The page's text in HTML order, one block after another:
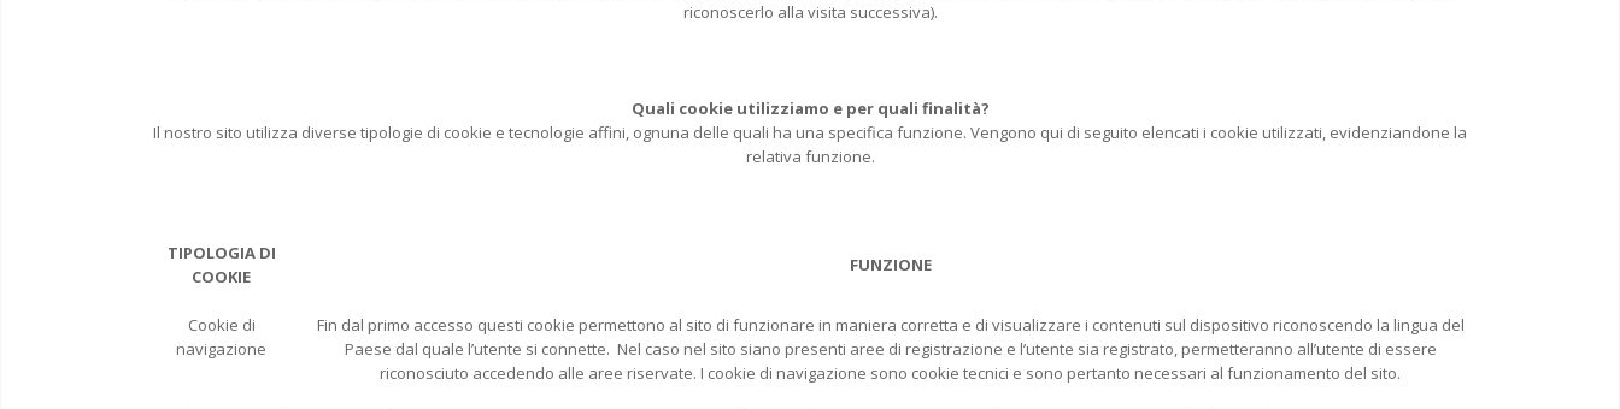
riconoscerlo alla visita successiva).
Quali cookie utilizziamo e per quali finalità?
Il nostro sito utilizza diverse tipologie di cookie e tecnologie affini, ognuna delle quali ha una specifica funzione. Vengono qui di seguito elencati i cookie utilizzati, evidenziandone la
relativa funzione.
TIPOLOGIA DI
COOKIE
FUNZIONE
Cookie di
navigazione
Fin dal primo accesso questi cookie permettono al sito di funzionare in maniera corretta e di visualizzare i contenuti sul dispositivo riconoscendo la lingua del
Paese dal quale l’utente si connette. Nel caso nel sito siano presenti aree di registrazione e l’utente sia registrato, permetteranno all’utente di essere
riconosciuto accedendo alle aree riservate. I cookie di navigazione sono cookie tecnici e sono pertanto necessari al funzionamento del sito.